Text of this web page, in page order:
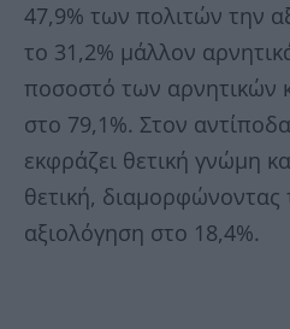
47,9% των πολιτών την
το 31,2% μάλλον
ποσοστό των αρνητικών
στο 79,1%. Στον
εκφράζει θετική γνώμη
θετική, διαμορφώνοντας
αξιολόγηση στο 18,4%.